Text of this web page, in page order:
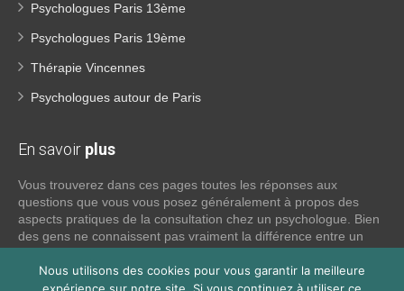
Psychologues Paris 13ème
Psychologues Paris 19ème
Thérapie Vincennes
Psychologues autour de Paris
En savoir plus
Vous trouverez dans ces pages toutes les réponses aux
questions que vous vous posez généralement à propos des
aspects pratiques de la consultation chez un psychologue. Bien
des gens ne connaissent pas vraiment la différence entre un
votre cas, voici quelques définitions qui devraient clarifier les
choses, n’hésitez pas à nous contacter:
Nous utilisons des cookies pour vous garantir la meilleure